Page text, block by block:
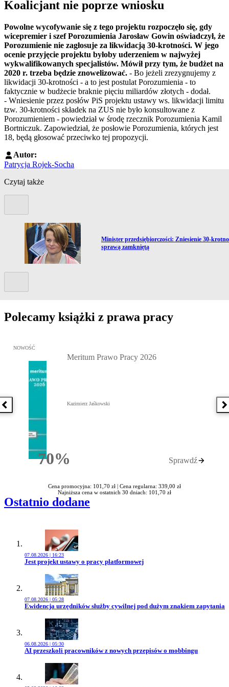
Koalicjant nie poprze wniosku
Powolne wycofywanie się z tego projektu rozpoczęło się, gdy
wicepremier i szef Porozumienia Jarosław Gowin oświadczył, że
Porozumienie nie zagłosuje za likwidacją 30-krotności. W jego
ocenie przyjęcie projektu byłoby uderzeniem w najwyżej
wykwalifikowanych specjalistów. Mówił przy tym, że budżet na
2020 r. trzeba będzie znowelizować. - Bo jeżeli zrezygnujemy z
likwidacji 30-krotności - a to jest postulat Porozumienia - to
faktycznie w budżecie braknie pięciu miliardów złotych - dodał.
- Wniesienie przez posłów PiS projektu ustawy ws. likwidacji limitu
tzw. 30-krotności składek na ZUS nie było konsultowane z
Porozumieniem - powiedział w środę rzecznik Porozumienia Kamil
Bortniczuk. Zapowiedział, że posłowie Porozumienia, których jest
18, będą głosować przeciwko tej propozycji.
Autor:
Patrycja Rojek-Socha
Czytaj także
Przejdź do artykułu:
Minister przedsiębiorczości: Zniesienie 30-
sprawą zamkniętą
Polecamy książki z prawa pracy
Poprzednia książka
Przejdź do: Meritum Prawo Pracy 2026, Kazimierz Jaśkowski -
NOWOŚĆ
70%Rabatu
Meritum Prawo Pracy 2026
Kazimierz Jaśkowski
Sprawdź
Cena promocyjna: 101,70 zł | Cena regularna: 339,00 zł
Najniższa cena w ostatnich 30 dniach: 101,70 zł
Ostatnio dodane
07.08.2026 | 16:23
Przejdź do artykułu:
Jest projekt ustawy o pracy platformowej
07.08.2026 | 05:28
Przejdź do artykułu:
Ewidencja urzędników służby cywilnej pod dużym znakiem zapytania
06.08.2026 | 05:30
Przejdź do artykułu:
AI przeszkoli pracowników z nowych przepisów o mobbingu